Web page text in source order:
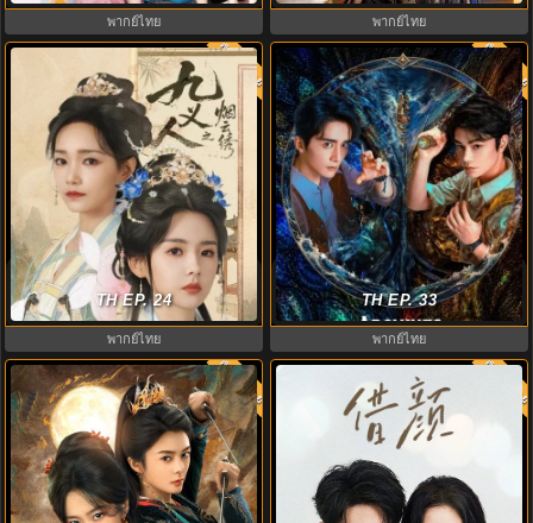
พากย์ไทย พากย์ไทย
ดู The Embroidered Truth ลิขิตปัก
พยับเมฆ (2026) ซับไทย
พากย์ไทย
TH EP. 24
พากย์ไทย
บันทึกคดีแดนใต้ (2026) Archives:
The Nanyang Mystery EP.1-36
9.0 พากย์ไทย
TH EP. 33
พากย์ไทย
8.0 พากย์ไทย พากย์ไทย